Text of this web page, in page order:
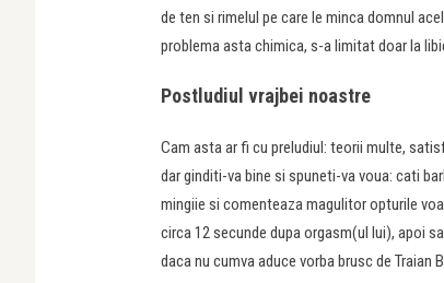
de ten si rimelul pe care le minca domnul
problema asta chimica, s-a limitat doar la
Postludiul vrajbei noastre
Cam asta ar fi cu preludiul: teorii multe,
dar ginditi-va bine si spuneti-va voua: cati
mingiie si comenteaza magulitor opturile
circa 12 secunde dupa orgasm(ul lui), apoi
daca nu cumva aduce vorba brusc de